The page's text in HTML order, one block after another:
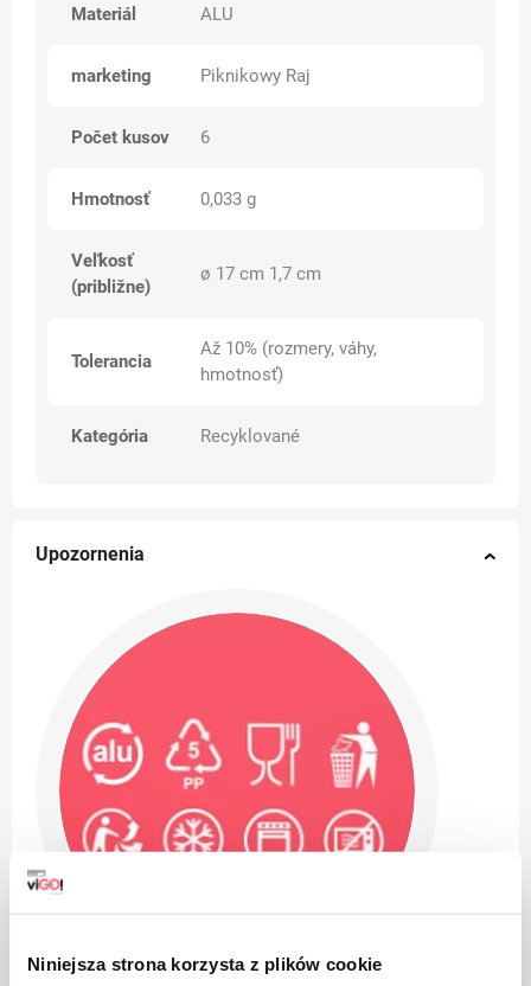
Niniejsza strona korzysta z plików cookie
Materiál ALU
marketing Piknikowy Raj
Počet kusov 6
Hmotnosť 0,033 g
Veľkosť
(približne)
ø 17 cm 1,7 cm
Tolerancia
Až 10% (rozmery, váhy,
hmotnosť)
Kategória Recyklované
Upozornenia